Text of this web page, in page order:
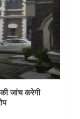
जांच करेगी